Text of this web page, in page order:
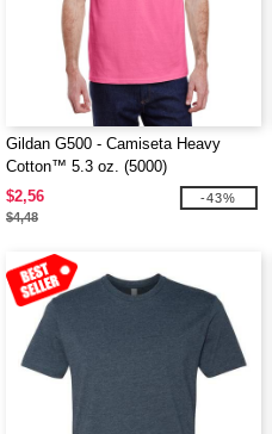
Gildan G500 - Camiseta Heavy
Cotton™ 5.3 oz. (5000)
$2,56
$4,48
-43%